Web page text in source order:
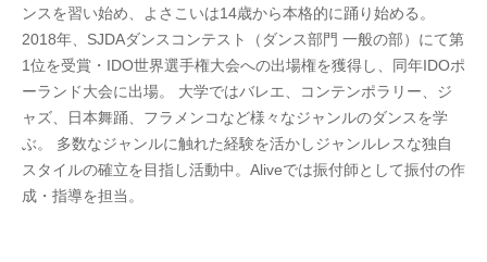
ンスを習い始め、よさこいは14歳から本格的に踊り始める。
2018年、SJDAダンスコンテスト（ダンス部門 一般の部）にて第
1位を受賞・IDO世界選手権大会への出場権を獲得し、同年IDOポ
ーランド大会に出場。 大学ではバレエ、コンテンポラリー、ジ
ャズ、日本舞踊、フラメンコなど様々なジャンルのダンスを学
ぶ。
多数なジャンルに触れた経験を活かしジャンルレスな独自
スタイルの確立を目指し活動中。 Aliveでは振付師として振付の作
成・指導を担当。